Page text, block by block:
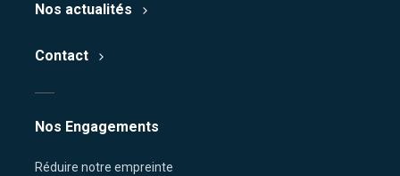
Nos actualités
Contact
Nos Engagements
Réduire notre empreinte